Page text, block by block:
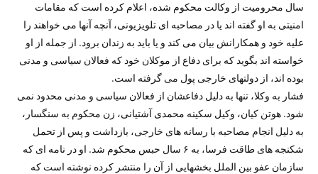
سال محرومیت از وکالت محکوم شده، اعلام کرده است که مقامات
امنیتی به او گفته اند یا در مصاحبه ای تلویزیونی، آنچه آنها می خواهند را
علیه خود و همکارانش بیان می کند و یا باید به زندان برود. از جمله از او
خواسته اند بگوید که برای دفاع از موکلان خود که فعالان سیاسی و مدنی
بوده اند، از دولتهای خارجی پول می گرفته است.
فشار به وکلا، تنها به دلیل دفاعشان از فعالان سیاسی و مدنی محدود نمی
شود. هوتن کیان، وکیل سکینه محمدی آشتیانی، زن محکوم به سنگسار،
به دلیل انجام مصاحبه با رسانه های خارجی، بازداشت و پس از تحمل
شکنجه های طاقت فرسا، به ۶ سال حبس محکوم شد. او در نامه ای که
سازمان عفو بین الملل بخشهایی از آن را منتشر کرده نوشته است که